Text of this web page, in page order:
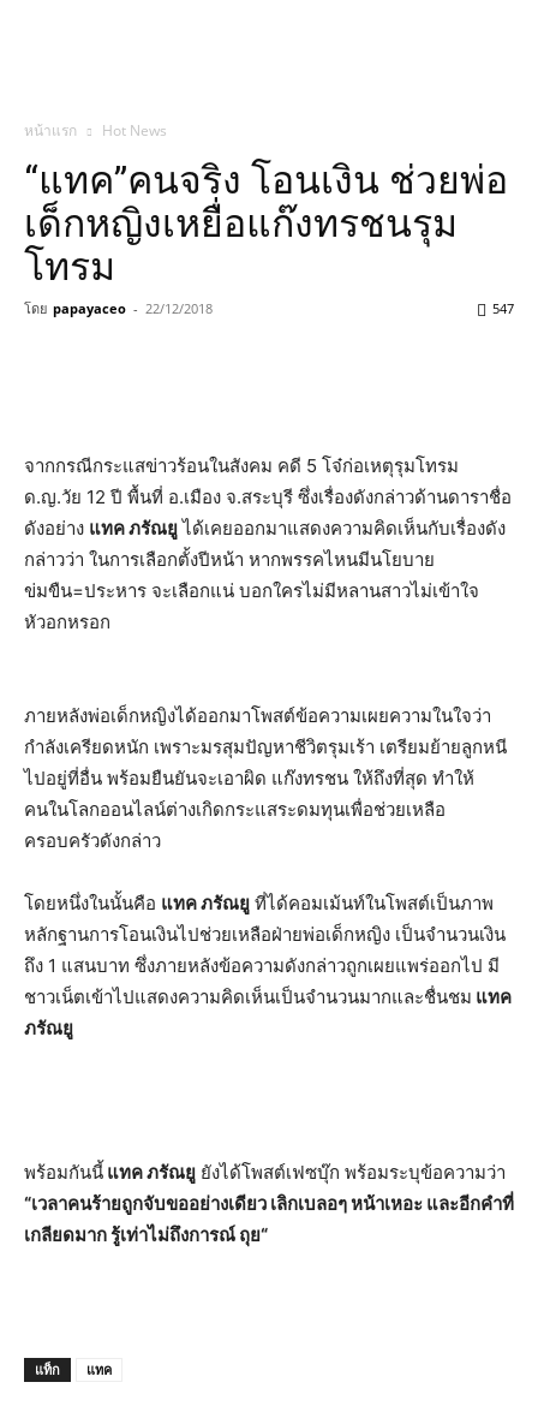
หน้าแรก Hot News
“แทค”คนจริง โอนเงิน ช่วยพ่อ
เด็กหญิงเหยื่อแก๊งทรชนรุม
โทรม
โดย papayaceo - 22/12/2018 547
จากกรณีกระแสข่าวร้อนในสังคม คดี 5 โจ๋ก่อเหตุรุมโทรม
ด.ญ.วัย 12 ปี พื้นที่ อ.เมือง จ.สระบุรี ซึ่งเรื่องดังกล่าวด้านดาราชื่อ
ดังอย่าง แทคภรัณยู ได้เคยออกมาแสดงความคิดเห็นกับเรื่องดัง
กล่าวว่า ในการเลือกตั้งปีหน้า หากพรรคไหนมีนโยบาย
ข่มขืน=ประหาร จะเลือกแน่ บอกใครไม่มีหลานสาวไม่เข้าใจ
หัวอกหรอก
ภายหลังพ่อเด็กหญิงได้ออกมาโพสต์ข้อความเผยความในใจว่า
กำลังเครียดหนัก เพราะมรสุมปัญหาชีวิตรุมเร้า เตรียมย้ายลูกหนี
ไปอยู่ที่อื่น พร้อมยืนยันจะเอาผิด แก๊งทรชน ให้ถึงที่สุด ทำให้
คนในโลกออนไลน์ต่างเกิดกระแสระดมทุนเพื่อช่วยเหลือ
ครอบครัวดังกล่าว
โดยหนึ่งในนั้นคือ แทคภรัณยู ที่ได้คอมเม้นท์ในโพสต์เป็นภาพ
หลักฐานการโอนเงินไปช่วยเหลือฝ่ายพ่อเด็กหญิง เป็นจำนวนเงิน
ถึง 1 แสนบาท ซึ่งภายหลังข้อความดังกล่าวถูกเผยแพร่ออกไป มี
ชาวเน็ตเข้าไปแสดงความคิดเห็นเป็นจำนวนมากและชื่นชม แทค
ภรัณยู
พร้อมกันนี้ แทคภรัณยู ยังได้โพสต์เฟซบุ๊ก พร้อมระบุข้อความว่า
“เวลาคนร้ายถูกจับขออย่างเดียว เลิกเบลอๆหน้าเหอะ และอีกคำที่
เกลียดมากรู้เท่าไม่ถึงการณ์ ถุย“
แท็ก แทค